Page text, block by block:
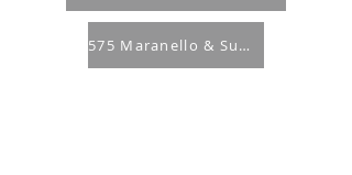
575 Maranello & Superamerica ('02-'06)